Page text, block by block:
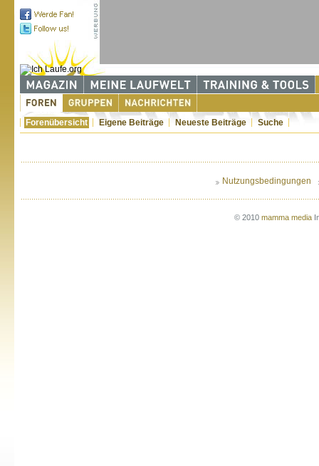
Forenübersicht Eigene Beiträge Neueste Beiträge Suche
Nutzungsbedingungen
© 2010 mamma media